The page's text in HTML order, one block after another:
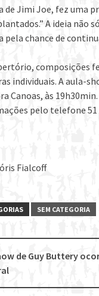
de Jimi Joe, fez uma
A ideia não
pela chance de
composições
individuais. A aula-
Canoas, às
pelo telefone 51
Fialcoff
SEM CATEGORIA
de Guy Buttery